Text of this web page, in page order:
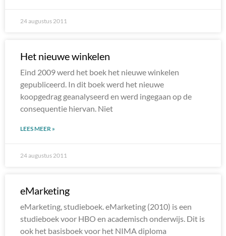
24 augustus 2011
Het nieuwe winkelen
Eind 2009 werd het boek het nieuwe winkelen
gepubliceerd. In dit boek werd het nieuwe
koopgedrag geanalyseerd en werd ingegaan op de
consequentie hiervan. Niet
LEES MEER »
24 augustus 2011
eMarketing
eMarketing, studieboek. eMarketing (2010) is een
studieboek voor HBO en academisch onderwijs. Dit is
ook het basisboek voor het NIMA diploma